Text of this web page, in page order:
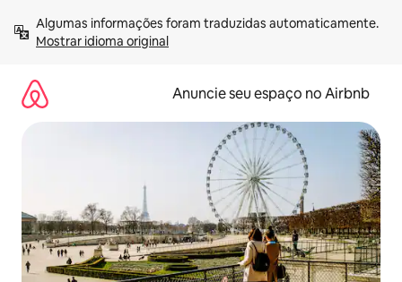
para
Mostrar idioma original
Anuncie seu espaço no Airbnb